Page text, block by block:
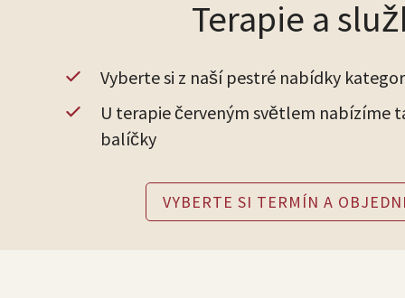
Terapie a
Vyberte si z naší pestré nabídky
U terapie červeným světlem nabízíme
balíčky
VYBERTE SI TERMÍN A